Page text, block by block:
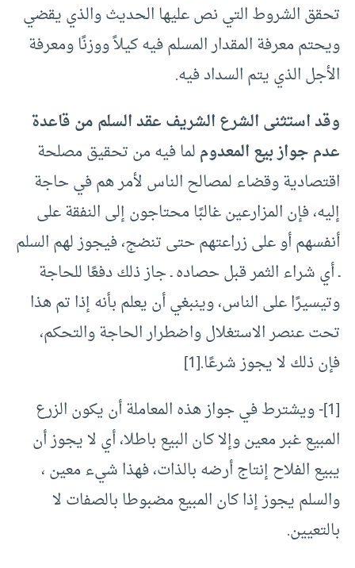
تحقق الشروط التي نص عليها الحديث والذي يقضي
ويحتم معرفة المقدار المسلم فيه كيلاً ووزنًا ومعرفة
الأجل الذي يتم السداد فيه.
وقد استثنى الشرع الشريف عقد السلم من قاعدة
عدم جواز بيع المعدوملما فيه من تحقيق مصلحة
اقتصادية وقضاء لمصالح الناس لأمر هم في حاجة
إليه، فإن المزارعين غالبًا محتاجون إلى النفقة على
أنفسهم أو على زراعتهم حتى تنضج، فيجوز لهم السلم
ـ أي شراء الثمر قبل حصاده ـ جاز ذلك دفعًا للحاجة
وتيسيرًا على الناس، وينبغي أن يعلم بأنه إذا تم هذا
تحت عنصر الاستغلال واضطرار الحاجة والتحكم،
فإن ذلك لا يجوز شرعًا.[1]
[1]- ويشترط في جواز هذه المعاملة أن يكون الزرع
المبيع غبر معين وإلا كان البيع باطلا، أي لا يجوز أن
يبيع الفلاح إنتاج أرضه بالذات، فهذا شيء معين ،
والسلم يجوز إذا كان المبيع مضبوطا بالصفات لا
بالتعيين.